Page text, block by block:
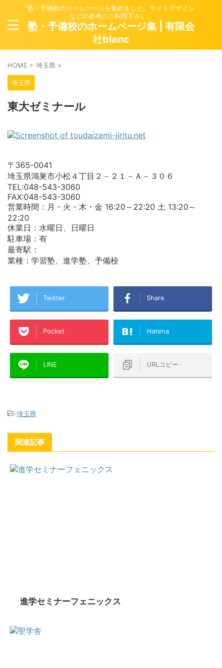
塾・予備校のホームページを集めました。サイトデザイン
などの参考にご利用下さい。
塾・予備校のホームページ集 | 有限会
社blanc
HOME > 埼玉県 >
埼玉県
東大ゼミナール
〒365-0041
埼玉県鴻巣市小松４丁目２－２１－Ａ－３０６
TEL:048-543-3060
FAX:048-543-3060
営業時間：月・火・木・金 16:20～22:20 土 13:20～
22:20
休業日：水曜日、日曜日
駐車場：有
最寄駅：
業種：学習塾、進学塾、予備校
Twitter Share
Pocket Hatena
LINE URLコピー
-埼玉県
関連記事
進学セミナーフェニックス